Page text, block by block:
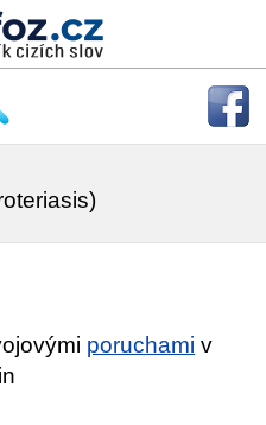
poruchami v